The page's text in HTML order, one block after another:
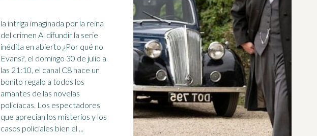
la intriga imaginada por la reina
del crimen Al difundir la serie
inédita en abierto ¿Por qué no
Evans?, el domingo 30 de julio a
las 21:10, el canal C8 hace un
bonito regalo a todos los
amantes de las novelas
policíacas. Los espectadores
que aprecian los misterios y los
casos policiales bien el ...